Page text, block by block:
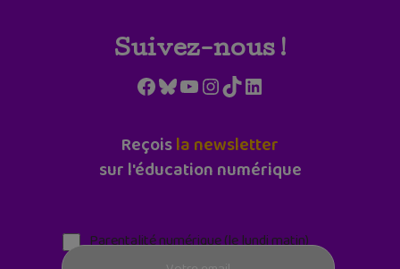
Suivez-nous !
Facebook
Bluesky
YouTube
Instagram
TikTokLinkedIn
Reçoisla newsletter
sur l'éducation numérique
Parentalité numérique (le lundi matin)